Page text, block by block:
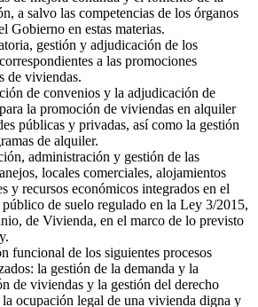
a salvo las competencias de los órganos
Gobierno en estas materias.
gestión y adjudicación de los
a las promociones
de viviendas.
de convenios y la adjudicación de
la promoción de viviendas en alquiler
públicas y privadas, así como la gestión
de alquiler.
administración y gestión de las
locales comerciales, alojamientos
y recursos económicos integrados en el
de suelo regulado en la Ley 3/2015,
de Vivienda, en el marco de lo previsto
funcional de los siguientes procesos
la gestión de la demanda y la
de viviendas y la gestión del derecho
ocupación legal de una vivienda digna y